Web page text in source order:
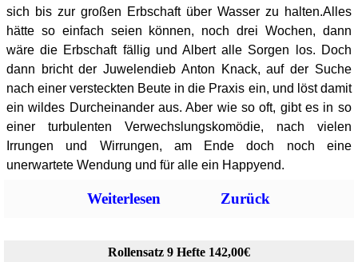
sich bis zur großen Erbschaft über Wasser zu halten.Alles
hätte so einfach seien können, noch drei Wochen, dann
wäre die Erbschaft fällig und Albert alle Sorgen los. Doch
dann bricht der Juwelendieb Anton Knack, auf der Suche
nach einer versteckten Beute in die Praxis ein, und löst damit
ein wildes Durcheinander aus. Aber wie so oft, gibt es in so
einer turbulenten Verwechslungskomödie, nach vielen
Irrungen und Wirrungen, am Ende doch noch eine
unerwartete Wendung und für alle ein Happyend.
Weiterlesen Zurück
Rollensatz 9 Hefte 142,00€